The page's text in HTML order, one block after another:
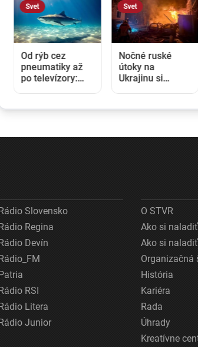
Svet
Od rýb cez
pneumatiky až
po televízory:
ich žalúdkoch
prekvapivé
Svet
Nočné ruské
útoky na
Ukrajinu si
zasiahli obytné
hlásia aj z Odesy
Slovensko
Regina
Devín
RSI
Litera
Junior
O STVR
Ako si
Ako si
Organizačná
História
Kariéra
Rada
Úhrady
Kreatívne